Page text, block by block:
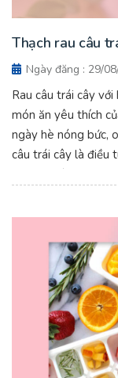
Thạch rau câu
Ngày đăng : 29/
Rau câu trái cây
món ăn yêu thích
ngày hè nóng bức,
câu trái cây là điều
cho cả nhà.